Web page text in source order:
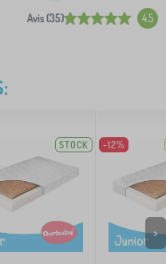
Avis (35) 4.5
STOCK -12%
>